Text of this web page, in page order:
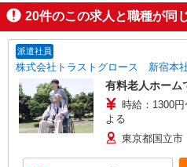
20件のこの求人と職種が同
派遣社員
株式会社トラストグロース 新宿本
有料老人ホーム
時給：1300
よる
東京都国立市